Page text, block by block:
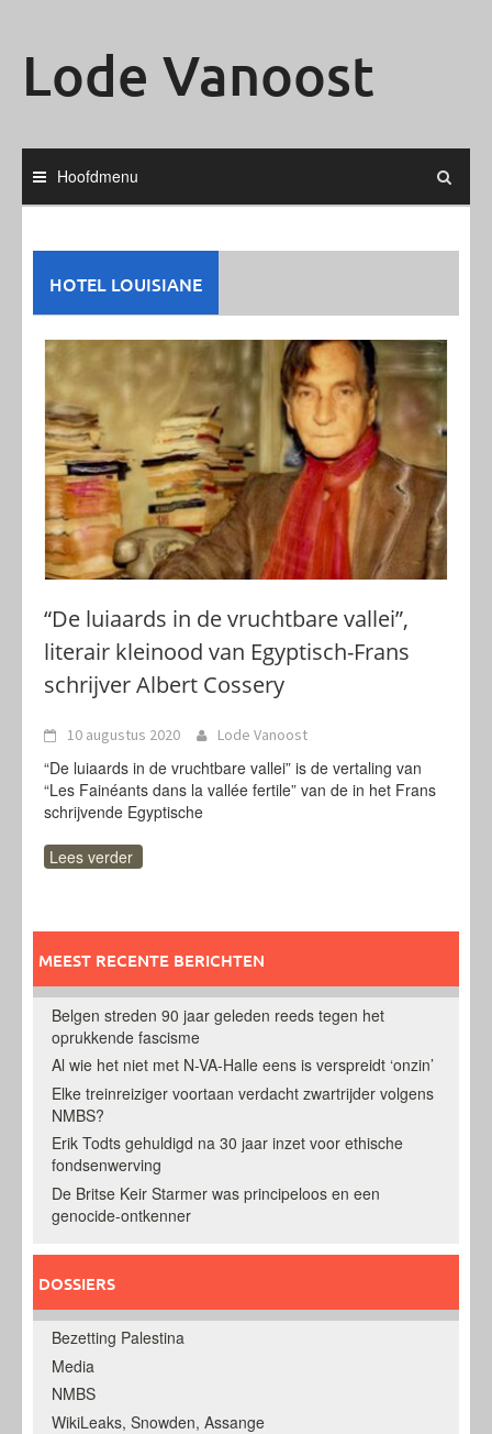
Lode Vanoost
Hoofdmenu
HOTEL LOUISIANE
“De luiaards in de vruchtbare vallei”,
literair kleinood van Egyptisch-Frans
schrijver Albert Cossery
10 augustus 2020 Lode Vanoost
“De luiaards in de vruchtbare vallei” is de vertaling van
“Les Fainéants dans la vallée fertile” van de in het Frans
schrijvende Egyptische
Lees verder
MEEST RECENTE BERICHTEN
Belgen streden 90 jaar geleden reeds tegen het
oprukkende fascisme
Al wie het niet met N-VA-Halle eens is verspreidt ‘onzin’
Elke treinreiziger voortaan verdacht zwartrijder volgens
NMBS?
Erik Todts gehuldigd na 30 jaar inzet voor ethische
fondsenwerving
De Britse Keir Starmer was principeloos en een
genocide-ontkenner
DOSSIERS
Bezetting Palestina
Media
NMBS
WikiLeaks, Snowden, Assange